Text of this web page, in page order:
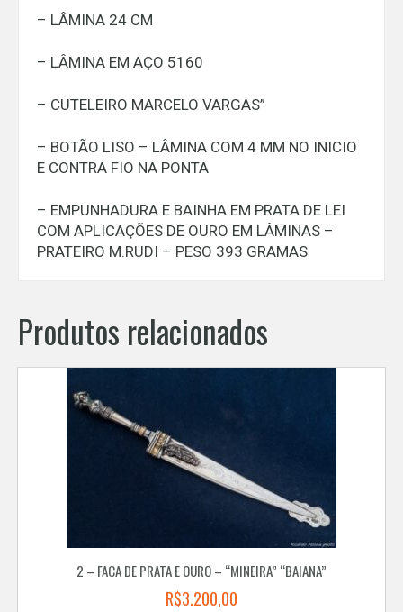
– LÂMINA 24 CM
– LÂMINA EM AÇO 5160
– CUTELEIRO MARCELO VARGAS”
– BOTÃO LISO – LÂMINA COM 4 MM NO INICIO
E CONTRA FIO NA PONTA
– EMPUNHADURA E BAINHA EM PRATA DE LEI
COM APLICAÇÕES DE OURO EM LÂMINAS –
PRATEIRO M.RUDI – PESO 393 GRAMAS
Produtos relacionados
2 – FACA DE PRATA E OURO – “MINEIRA” “BAIANA”
R$3.200,00